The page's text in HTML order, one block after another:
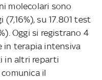
molecolari sono
su 17.801 test
Oggi si registrano 4
in terapia intensiva
in altri reparti
il